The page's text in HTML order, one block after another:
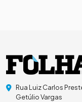
Rua Luiz Carlos
Getúlio Vargas